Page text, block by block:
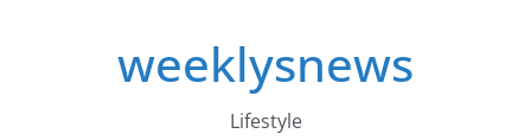
weeklysnews
Lifestyle